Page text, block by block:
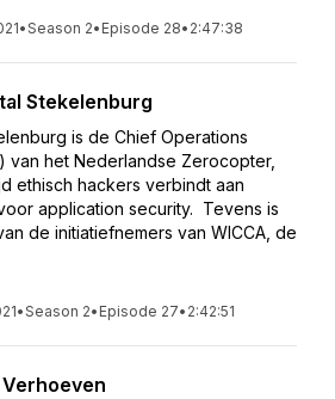
•Season 2• Episode 28• 2:47:38
Stekelenburg
is de Chief Operations
van het Nederlandse Zerocopter,
ethisch hackers verbindt aan
application security. Tevens is
de initiatiefnemers van WICCA, de
•Season 2• Episode 27• 2:42:51